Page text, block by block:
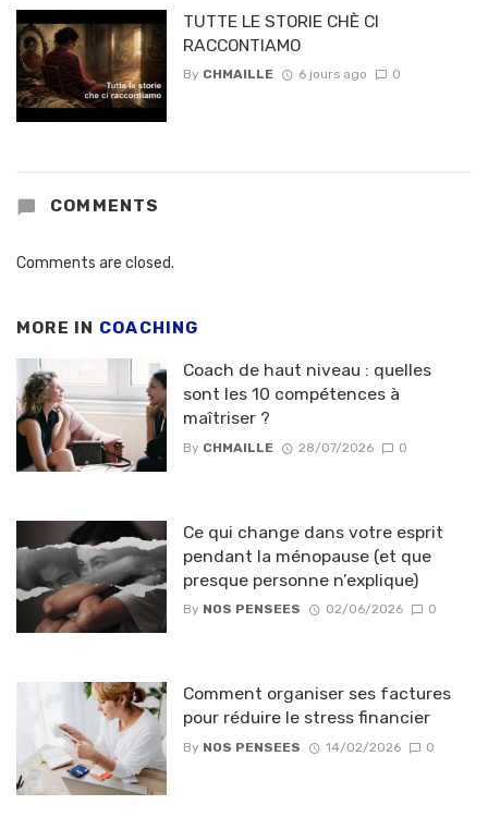
TUTTE LE STORIE CHÈ CI
RACCONTIAMO
By CHMAILLE 6 jours ago 0
COMMENTS
Comments are closed.
MORE IN COACHING
Coach de haut niveau : quelles
sont les 10 compétences à
maîtriser ?
By CHMAILLE 28/07/2026 0
Ce qui change dans votre esprit
pendant la ménopause (et que
presque personne n’explique)
By NOS PENSEES 02/06/2026 0
Comment organiser ses factures
pour réduire le stress financier
By NOS PENSEES 14/02/2026 0